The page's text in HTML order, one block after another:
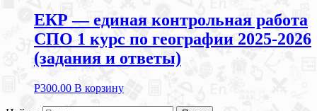
ЕКР — единая контрольная работа
СПО 1 курс по географии 2025-2026
(задания и ответы)
Р300.00 В корзину